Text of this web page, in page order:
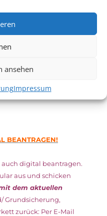
ansehen
Impressum
solange der Vorrat reicht!
BEANTRAGEN!
digital beantragen.
aus und schicken
dem aktuellen
Grundsicherung,
zurück: Per E-Mail